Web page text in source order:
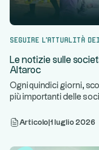
Seguire l'attualità
Le notizie sulle
Altaroc
Ogni quindici giorni,
più importanti delle
Articolo 1 luglio 2026